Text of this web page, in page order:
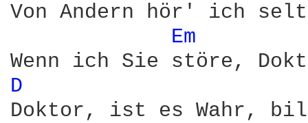
Von Andern hör' ich
Em
D
Doktor, ist es Wahr,